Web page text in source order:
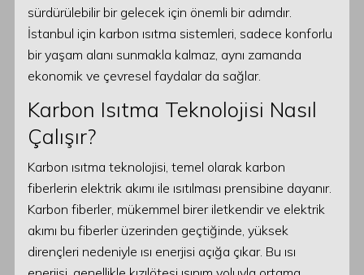
sürdürülebilir bir gelecek için önemli bir adımdır.
İstanbul için karbon ısıtma sistemleri, sadece konforlu
bir yaşam alanı sunmakla kalmaz, aynı zamanda
ekonomik ve çevresel faydalar da sağlar.
Karbon Isıtma Teknolojisi Nasıl
Çalışır?
Karbon ısıtma teknolojisi, temel olarak karbon
fiberlerin elektrik akımı ile ısıtılması prensibine dayanır.
Karbon fiberler, mükemmel birer iletkendir ve elektrik
akımı bu fiberler üzerinden geçtiğinde, yüksek
dirençleri nedeniyle ısı enerjisi açığa çıkar. Bu ısı